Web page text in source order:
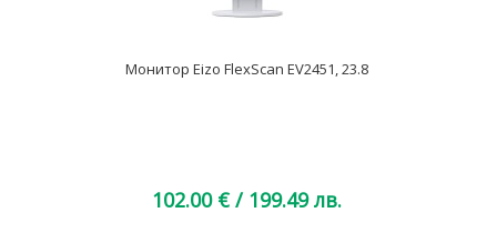
Монитор Eizo FlexScan EV2451, 23.8
102.00 € / 199.49 лв.